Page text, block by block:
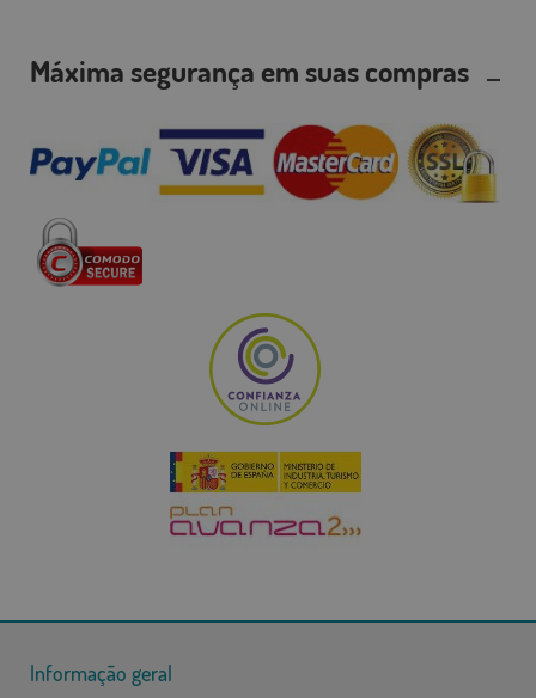
Máxima segurança em suas compras
Informação geral